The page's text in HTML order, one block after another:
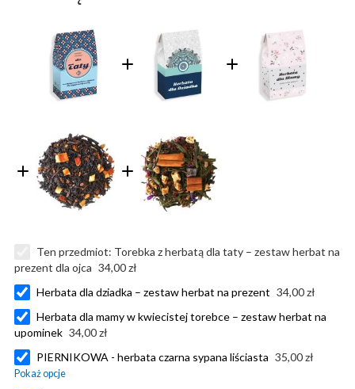
Ten przedmiot: Torebka z herbatą dla taty – zestaw herbat na
prezent dla ojca 34,00 zł
Herbata dla dziadka – zestaw herbat na prezent 34,00 zł
Herbata dla mamy w kwiecistej torebce – zestaw herbat na
upominek 34,00 zł
PIERNIKOWA - herbata czarna sypana liściasta 35,00 zł